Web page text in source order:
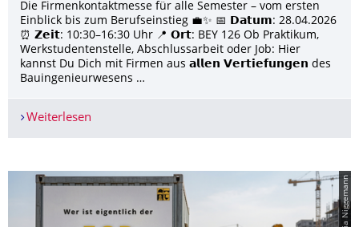
Die Firmenkontaktmesse für alle Semester – vom ersten
Einblick bis zum Berufseinstieg 💼✨ 📅 𝗗𝗮𝘁𝘂𝗺: 28.04.2026
⏰ 𝗭𝗲𝗶𝘁: 10:30–16:30 Uhr 📍 𝗢𝗿𝘁: BEY 126 Ob Praktikum,
Werkstudentenstelle, Abschlussarbeit oder Job: Hier
kannst Du Dich mit Firmen aus 𝗮𝗹𝗹𝗲𝗻 𝗩𝗲𝗿𝘁𝗶𝗲𝗳𝘂𝗻𝗴𝗲𝗻 des
Bauingenieurwesens …
Weiterlesen